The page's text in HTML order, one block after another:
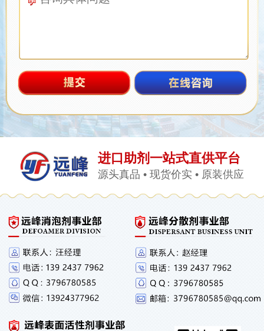
进口助剂一站式直供平台
源头真品 • 现货价实 • 原装供应